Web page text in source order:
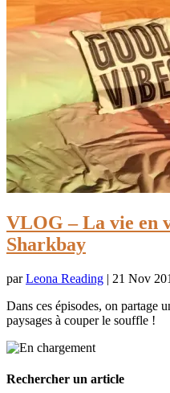
VLOG – La vie en
Sharkbay
parLeona Reading | 21 Nov
Dans ces épisodes, on partage
paysages à couper le souffle !
Rechercher un article